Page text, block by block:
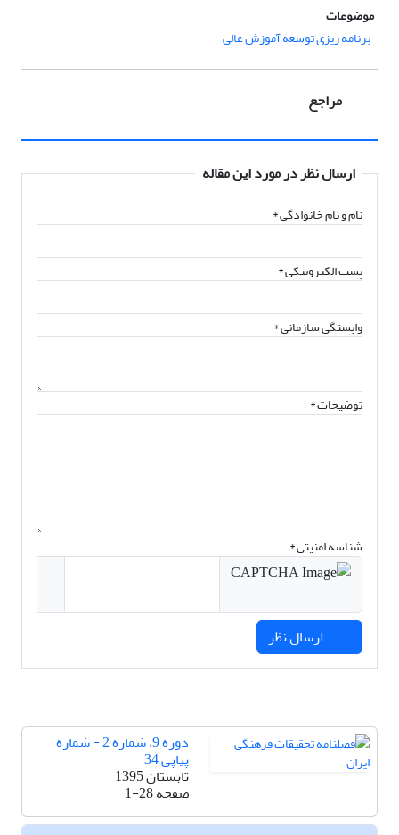
موضوعات
برنامه ریزی توسعه آموزش عالی
مراجع
ارسال نظر در مورد این مقاله
نام و نام خانوادگی*
پست الکترونیکی*
وابستگی سازمانی *
توضیحات *
شناسه امنیتی *
دوره 9، شماره 2 - شماره
پیاپی 34
تابستان 1395
صفحه1-28